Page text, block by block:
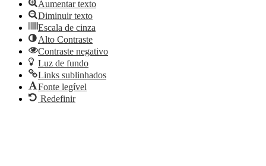
Aumentar texto
Diminuir texto
Escala de cinza
Alto Contraste
Contraste negativo
Luz de fundo
Links sublinhados
Fonte legível
Redefinir